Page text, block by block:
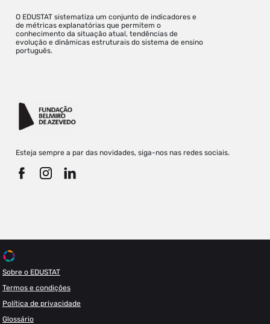
O EDUSTAT sistematiza um conjunto de indicadores e
de métricas explanatórias que permitem o
conhecimento da situação atual, tendências de
evolução e dinâmicas estruturais do sistema de ensino
português.
Esteja sempre a par das novidades, siga-nos nas redes sociais.
Sobre o EDUSTAT
Termos e condições
Política de privacidade
Glossário